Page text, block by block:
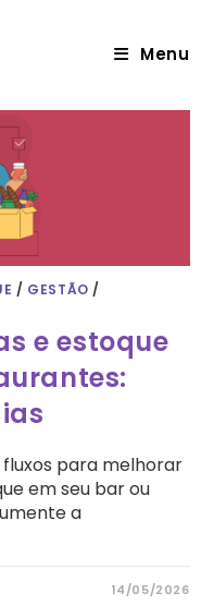
Menu
/ GESTÃO /
e estoque
para melhorar
em seu bar ou
a
14/05/2026